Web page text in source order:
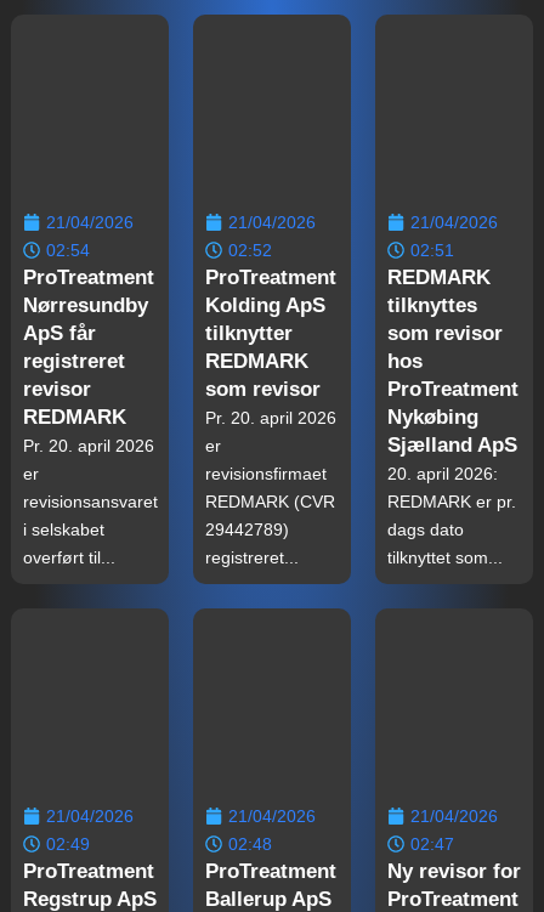
21/04/2026
02:54
ProTreatment
Nørresundby
ApS får
registreret
revisor
REDMARK
Pr. 20. april 2026
er
revisionsansvaret
i selskabet
overført til...
21/04/2026
02:52
ProTreatment
Kolding ApS
tilknytter
REDMARK
som revisor
Pr. 20. april 2026
er
revisionsfirmaet
REDMARK (CVR
29442789)
registreret...
21/04/2026
02:51
REDMARK
tilknyttes
som revisor
hos
ProTreatment
Nykøbing
Sjælland ApS
20. april 2026:
REDMARK er pr.
dags dato
tilknyttet som...
21/04/2026
02:49
ProTreatment
Regstrup ApS
21/04/2026
02:48
ProTreatment
Ballerup ApS
21/04/2026
02:47
Ny revisor for
ProTreatment